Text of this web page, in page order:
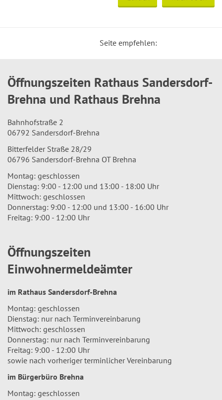
Seite empfehlen:
Öffnungszeiten Rathaus Sandersdorf-
Brehna und Rathaus Brehna
Bahnhofstraße 2
06792 Sandersdorf-Brehna
Bitterfelder Straße 28/29
06796 Sandersdorf-Brehna OT Brehna
Montag: geschlossen
Dienstag: 9:00 - 12:00 und 13:00 - 18:00 Uhr
Mittwoch: geschlossen
Donnerstag: 9:00 - 12:00 und 13:00 - 16:00 Uhr
Freitag: 9:00 - 12:00 Uhr
Öffnungszeiten
Einwohnermeldeämter
im Rathaus Sandersdorf-Brehna
Montag: geschlossen
Dienstag: nur nach Terminvereinbarung
Mittwoch: geschlossen
Donnerstag: nur nach Terminvereinbarung
Freitag: 9:00 - 12:00 Uhr
sowie nach vorheriger terminlicher Vereinbarung
im Bürgerbüro Brehna
Montag: geschlossen